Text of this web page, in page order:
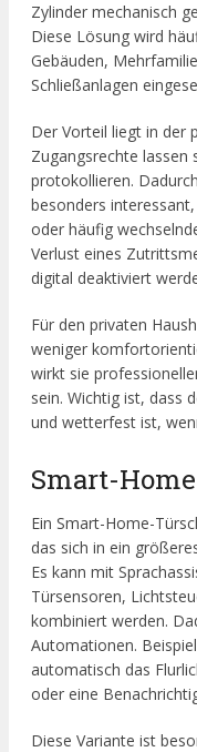
Zylinder mechanisch
Diese Lösung wird
Gebäuden,
Schließanlagen
Der Vorteil liegt in der
Zugangsrechte lassen
protokollieren.
besonders
oder häufig
Verlust eines
digital deaktiviert
Für den privaten
weniger
wirkt sie
sein. Wichtig ist, dass
und wetterfest ist,
Smart-
Ein Smart-Home-
das sich in ein
Es kann mit
Türsensoren,
kombiniert werden.
Automationen.
automatisch das
oder eine
Diese Variante ist